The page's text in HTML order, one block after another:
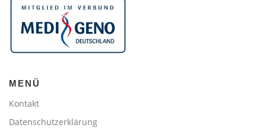
MENÜ
Kontakt
Datenschutzerklärung